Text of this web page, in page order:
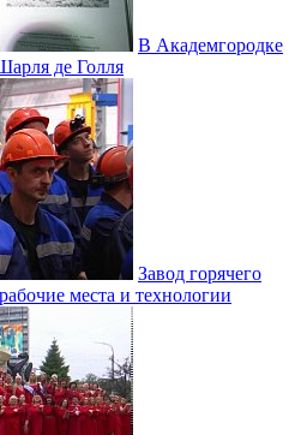
В Академгородке
де Голля
Завод горячего
места и технологии